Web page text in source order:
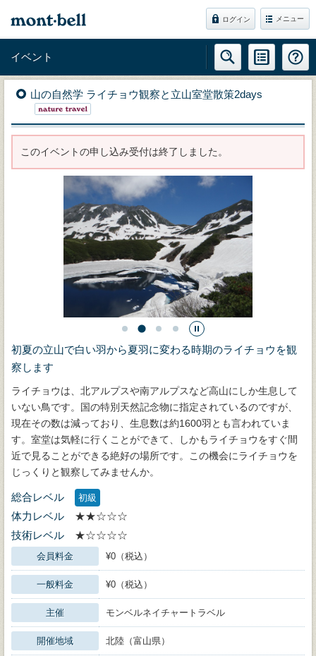
ログイン メニュー
イベント
山の自然学 ライチョウ観察と立山室堂散策2days
このイベントの申し込み受付は終了しました。
初夏の立山で白い羽から夏羽に変わる時期のライチョウを観
察します
ライチョウは、北アルプスや南アルプスなど高山にしか生息して
いない鳥です。国の特別天然記念物に指定されているのですが、
現在その数は減っており、生息数は約1600羽とも言われていま
す。室堂は気軽に行くことができて、しかもライチョウをすぐ間
近で見ることができる絶好の場所です。この機会にライチョウを
じっくりと観察してみませんか。
総合レベル 初級
体力レベル
★★☆☆☆
技術レベル
★☆☆☆☆
会員料金 ¥0（税込）
一般料金 ¥0（税込）
主催 モンベルネイチャートラベル
開催地域 北陸（富山県）